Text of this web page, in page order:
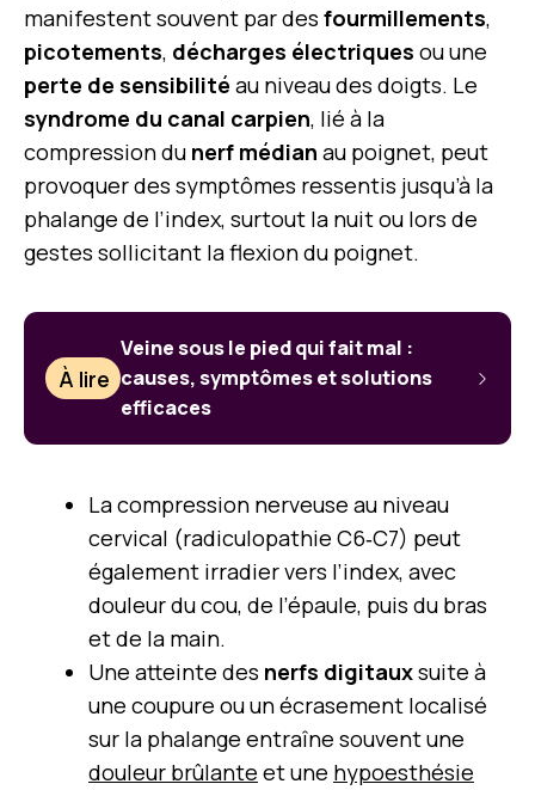
manifestent souvent par des fourmillements,
picotements, décharges électriques ou une
perte de sensibilité au niveau des doigts. Le
syndrome du canal carpien, lié à la
compression du nerf médian au poignet, peut
provoquer des symptômes ressentis jusqu’à la
phalange de l’index, surtout la nuit ou lors de
gestes sollicitant la flexion du poignet.
À lire
Veine sous le pied qui fait mal :
causes, symptômes et solutions
efficaces
La compression nerveuse au niveau
cervical (radiculopathie C6‑C7) peut
également irradier vers l’index, avec
douleur du cou, de l’épaule, puis du bras
et de la main.
Une atteinte des nerfs digitauxsuite à
une coupure ou un écrasement localisé
sur la phalange entraîne souvent une
douleur brûlante et une hypoesthésie